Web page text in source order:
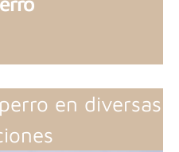
en diversas